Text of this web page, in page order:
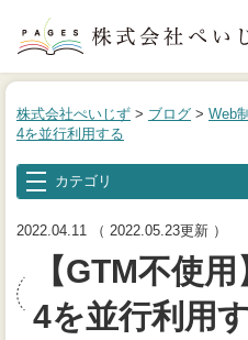
株式会社ぺいじず > ブログ > Web
4を並行利用する
カテゴリ
2022.04.11 （ 2022.05.23更新 ）
【GTM不使
4を並行利用